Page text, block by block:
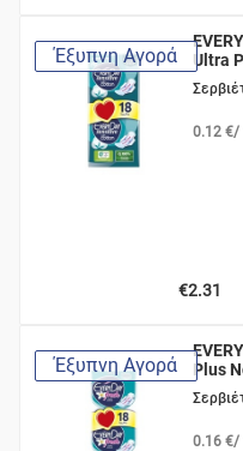
Έξυπνη Αγορά
Ultra
0.12 €/
€2.31
Έξυπνη Αγορά
Plus
0.16 €/